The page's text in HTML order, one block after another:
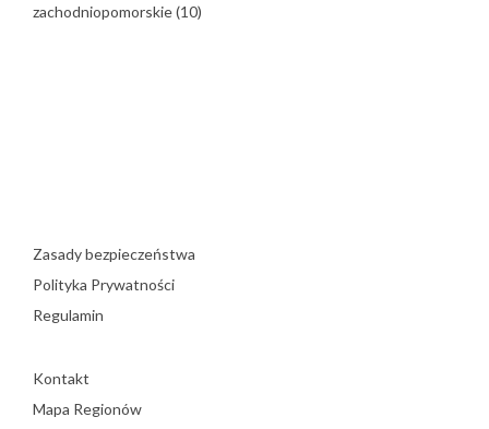
zachodniopomorskie(10)
Zasady bezpieczeństwa
Polityka Prywatności
Regulamin
Kontakt
Mapa Regionów